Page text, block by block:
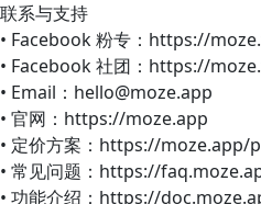
联系与支持
• Facebook 粉专：https://
• Facebook 社团：https://
• Email：hello@moze.app
• 官网：https://moze.app
• 定价方案：https://moze.app/
• 常见问题：https://
• 功能介绍：https://